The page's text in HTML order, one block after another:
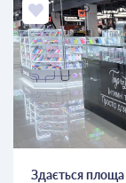
Здається площа